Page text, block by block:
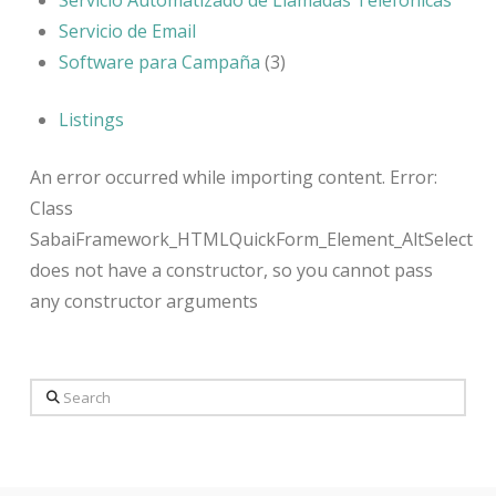
Servicio de Email
Software para Campaña (3)
Listings
An error occurred while importing content. Error:
Class
SabaiFramework_HTMLQuickForm_Element_AltSelect
does not have a constructor, so you cannot pass
any constructor arguments
Search